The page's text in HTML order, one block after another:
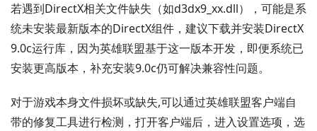
若遇到DirectX相关文件缺失（如d3dx9_xx.dll），可能是系
统未安装最新版本的DirectX组件，建议下载并安装DirectX
9.0c运行库，因为英雄联盟基于这一版本开发，即便系统已
安装更高版本，补充安装9.0c仍可解决兼容性问题。
对于游戏本身文件损坏或缺失,可以通过英雄联盟客户端自
带的修复工具进行检测，打开客户端后，进入设置选项，选